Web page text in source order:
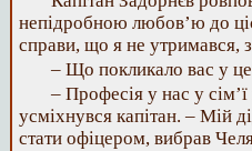
непідробною любов’ю до
справи, що я не утримався,
– Що покликало вас у
– Професія у нас у
усміхнувся капітан. – Мій
стати офіцером, вибрав